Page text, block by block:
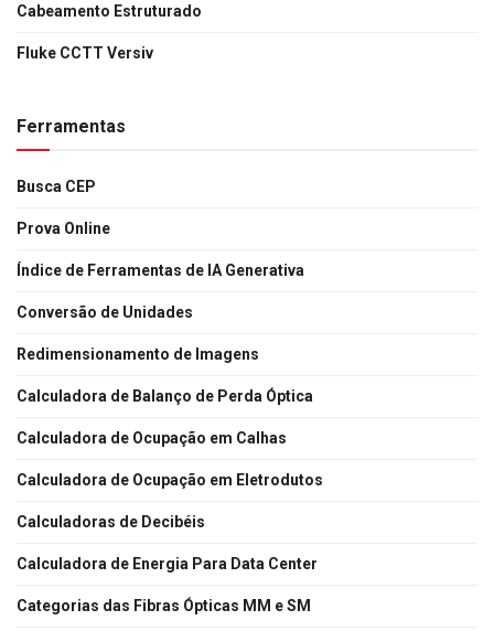
Cabeamento Estruturado
Fluke CCTT Versiv
Ferramentas
Busca CEP
Prova Online
Índice de Ferramentas de IA Generativa
Conversão de Unidades
Redimensionamento de Imagens
Calculadora de Balanço de Perda Óptica
Calculadora de Ocupação em Calhas
Calculadora de Ocupação em Eletrodutos
Calculadoras de Decibéis
Calculadora de Energia Para Data Center
Categorias das Fibras Ópticas MM e SM